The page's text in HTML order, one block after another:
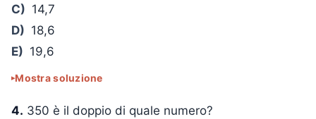
C) 14,7
D) 18,6
E) 19,6
Mostra soluzione
4. 350 è il doppio di quale numero?